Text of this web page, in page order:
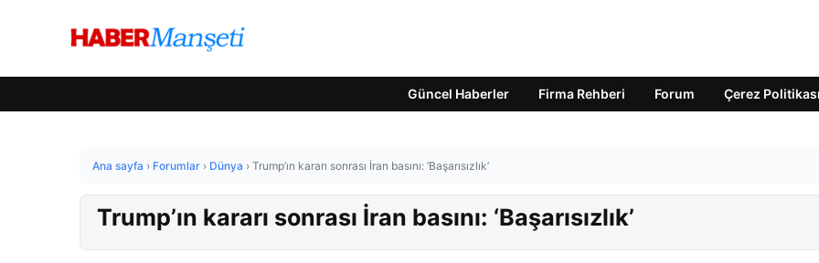
Güncel Haberler Firma Rehberi Forum Çerez Politikası
Ana sayfa › Forumlar › Dünya › Trump’ın kararı sonrası İran basını: ‘Başarısızlık’
Trump’ın kararı sonrası İran basını: ‘Başarısızlık’